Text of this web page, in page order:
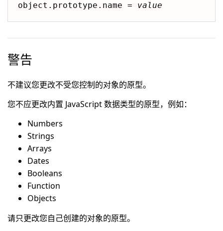
object.prototype.name = value
警告
不建议您更改不受您控制的对象的原型。
您不应更改内置 JavaScript 数据类型的原型，例如：
Numbers
Strings
Arrays
Dates
Booleans
Function
Objects
请只更改您自己创建的对象的原型。